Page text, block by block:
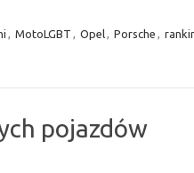
, MotoLGBT , Opel, Porsche ,
pojazdów